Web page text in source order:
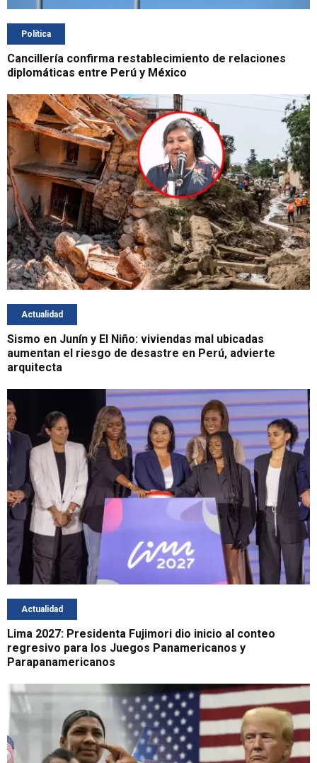
Política
Cancillería confirma restablecimiento de relaciones
diplomáticas entre Perú y México
Actualidad
Sismo en Junín y El Niño: viviendas mal ubicadas
aumentan el riesgo de desastre en Perú, advierte
arquitecta
Actualidad
Lima 2027: Presidenta Fujimori dio inicio al conteo
regresivo para los Juegos Panamericanos y
Parapanamericanos